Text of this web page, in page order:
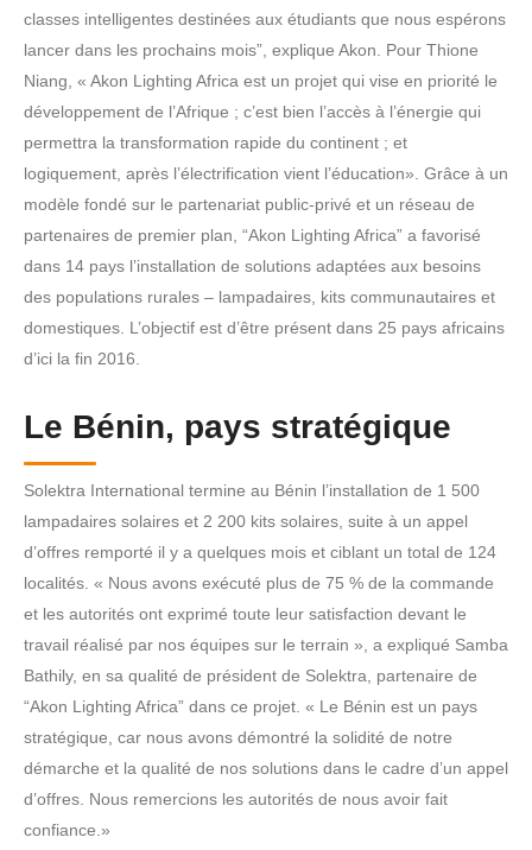
classes intelligentes destinées aux étudiants que nous espérons
lancer dans les prochains mois”, explique Akon. Pour Thione
Niang, « Akon Lighting Africa est un projet qui vise en priorité le
développement de l’Afrique ; c’est bien l’accès à l’énergie qui
permettra la transformation rapide du continent ; et
logiquement, après l’électrification vient l’éducation». Grâce à un
modèle fondé sur le partenariat public-privé et un réseau de
partenaires de premier plan, “Akon Lighting Africa” a favorisé
dans 14 pays l’installation de solutions adaptées aux besoins
des populations rurales – lampadaires, kits communautaires et
domestiques. L’objectif est d’être présent dans 25 pays africains
d’ici la fin 2016.
Le Bénin, pays stratégique
Solektra International termine au Bénin l’installation de 1 500
lampadaires solaires et 2 200 kits solaires, suite à un appel
d’offres remporté il y a quelques mois et ciblant un total de 124
localités. « Nous avons exécuté plus de 75 % de la commande
et les autorités ont exprimé toute leur satisfaction devant le
travail réalisé par nos équipes sur le terrain », a expliqué Samba
Bathily, en sa qualité de président de Solektra, partenaire de
“Akon Lighting Africa” dans ce projet. « Le Bénin est un pays
stratégique, car nous avons démontré la solidité de notre
démarche et la qualité de nos solutions dans le cadre d’un appel
d’offres. Nous remercions les autorités de nous avoir fait
confiance.»